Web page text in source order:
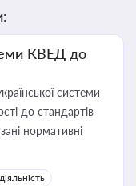
КВЕД до
системи
до стандартів
нормативні